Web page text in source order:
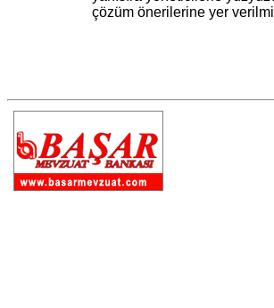
çözüm önerilerine yer